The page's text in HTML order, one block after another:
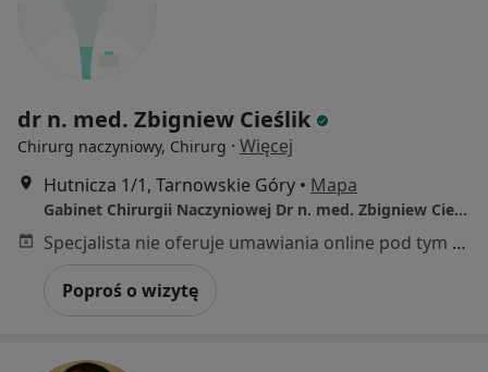
dr n. med. Zbigniew Cieślik
Chirurg naczyniowy, Chirurg · Więcej
Hutnicza 1/1, Tarnowskie Góry • Mapa
Gabinet Chirurgii Naczyniowej Dr n. med. Zbigniew Cieślik
Specjalista nie oferuje umawiania online pod tym adresem.
Poproś o wizytę